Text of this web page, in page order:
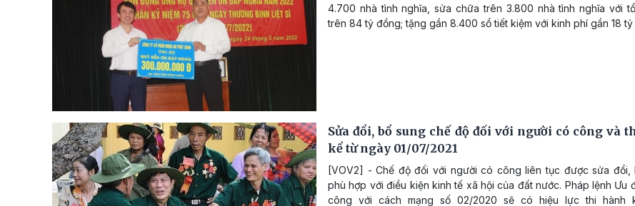
4.700 nhà tình nghĩa, sửa chữa trên 3.800 nhà tình nghĩa với
trên 84 tỷ đồng; tặng gần 8.400 sổ tiết kiệm với kinh phí gần 18 tỷ
Sửa đổi, bổ sung chế độ đối với người có công và
kể từ ngày 01/07/2021
[VOV2] - Chế độ đối với người có công liên tục được sửa đổi,
phù hợp với điều kiện kinh tế xã hội của đất nước. Pháp lệnh Ưu
công với cách mạng số 02/2020 sẽ có hiệu lực thi hành